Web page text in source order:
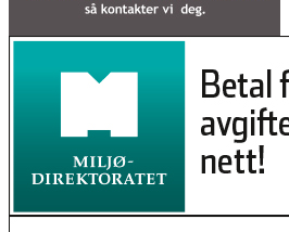
06. mars 2026
Fisken er tilbake i
etter gyro-kamp
03. mars 2026
gruvedeponiet, jo mer